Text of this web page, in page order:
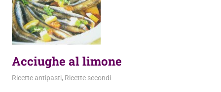
Acciughe al limone
5 Luglio 2013
admin
Ricette antipasti, Ricette secondi